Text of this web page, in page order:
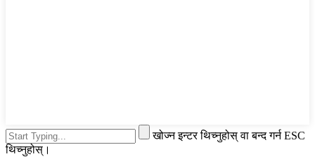
खोज्न इन्टर थिच्नुहोस् वा बन्द गर्न ESC
थिच्नुहोस्।